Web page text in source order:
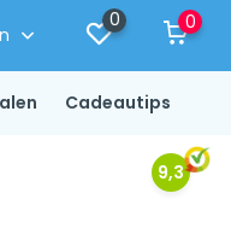
0 0
Cadeautips
9,3